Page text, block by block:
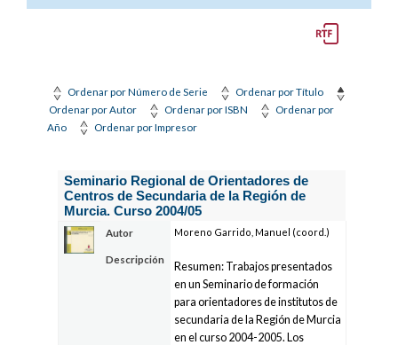
Ordenar por Número de Serie
Ordenar por Título
Ordenar por Autor
Ordenar por ISBN
Ordenar por
Año
Ordenar por Impresor
Seminario Regional de Orientadores de
Centros de Secundaria de la Región de
Murcia. Curso 2004/05
Autor Moreno Garrido, Manuel (coord.)
Descripción
Resumen: Trabajos presentados
en un Seminario de formación
para orientadores de institutos de
secundaria de la Región de Murcia
en el curso 2004-2005. Los